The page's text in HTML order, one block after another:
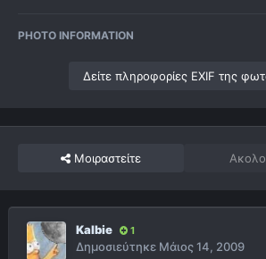
PHOTO INFORMATION
Δείτε πληροφορίες EXIF της
Μοιραστείτε
Kalbie 1
Δημοσιεύτηκε Μάιος 14, 2009